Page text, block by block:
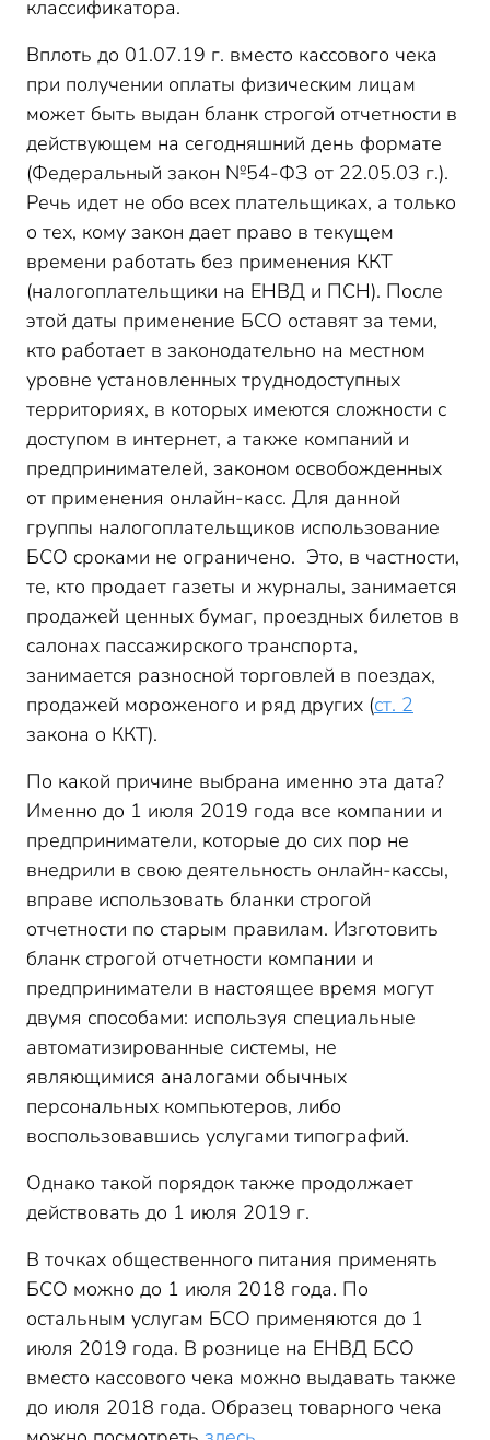
классификатора.
Вплоть до 01.07.19 г. вместо кассового чека
при получении оплаты физическим лицам
может быть выдан бланк строгой отчетности в
действующем на сегодняшний день формате
(Федеральный закон №54-ФЗ от 22.05.03 г.).
Речь идет не обо всех плательщиках, а только
о тех, кому закон дает право в текущем
времени работать без применения ККТ
(налогоплательщики на ЕНВД и ПСН). После
этой даты применение БСО оставят за теми,
кто работает в законодательно на местном
уровне установленных труднодоступных
территориях, в которых имеются сложности с
доступом в интернет, а также компаний и
предпринимателей, законом освобожденных
от применения онлайн-касс. Для данной
группы налогоплательщиков использование
БСО сроками не ограничено. Это, в частности,
те, кто продает газеты и журналы, занимается
продажей ценных бумаг, проездных билетов в
салонах пассажирского транспорта,
занимается разносной торговлей в поездах,
продажей мороженого и ряд других (ст. 2
закона о ККТ).
По какой причине выбрана именно эта дата?
Именно до 1 июля 2019 года все компании и
предприниматели, которые до сих пор не
внедрили в свою деятельность онлайн-кассы,
вправе использовать бланки строгой
отчетности по старым правилам. Изготовить
бланк строгой отчетности компании и
предприниматели в настоящее время могут
двумя способами: используя специальные
автоматизированные системы, не
являющимися аналогами обычных
персональных компьютеров, либо
воспользовавшись услугами типографий.
Однако такой порядок также продолжает
действовать до 1 июля 2019 г.
В точках общественного питания применять
БСО можно до 1 июля 2018 года. По
остальным услугам БСО применяются до 1
июля 2019 года. В рознице на ЕНВД БСО
вместо кассового чека можно выдавать также
до июля 2018 года. Образец товарного чека